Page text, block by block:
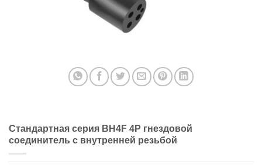
Стандартная серия BH4F 4P гнездовой
соединитель с внутренней резьбой